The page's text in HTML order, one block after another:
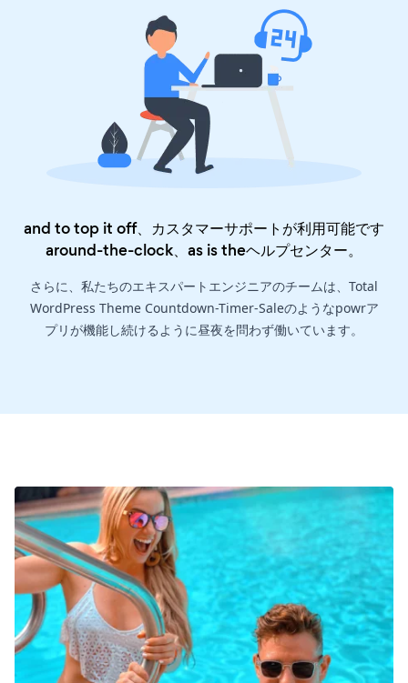
and to top it off、カスタマーサポートが利用可能です
around-the-clock、as is theヘルプセンター。
さらに、私たちのエキスパートエンジニアのチームは、Total
WordPress Theme Countdown-Timer-Saleのようなpowrア
プリが機能し続けるように昼夜を問わず働いています。